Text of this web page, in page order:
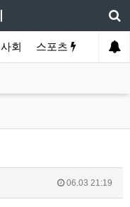
사회 스포츠 여행
06.03 21:19